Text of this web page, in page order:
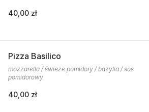
40,00 zł
Pizza Basilico
mozzarella / świeże pomidory / bazylia / sos
pomidorowy
40,00 zł